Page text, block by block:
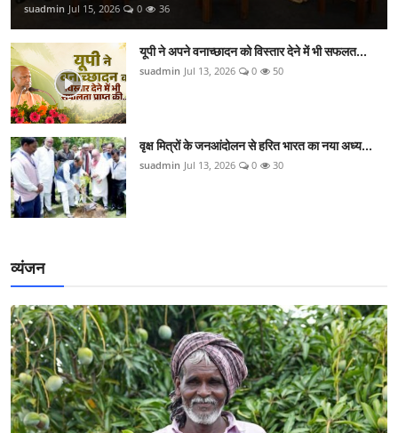
suadmin Jul 15, 2026 0 36
यूपी ने अपने वनाच्छादन को विस्तार देने में भी सफलत...
suadmin Jul 13, 2026 0 50
वृक्ष मित्रों के जनआंदोलन से हरित भारत का नया अध्य...
suadmin Jul 13, 2026 0 30
व्यंजन